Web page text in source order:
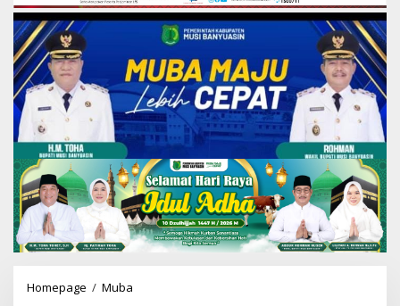
Homepage / Muba